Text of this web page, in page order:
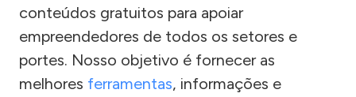
conteúdos gratuitos para apoiar
empreendedores de todos os setores e
portes. Nosso objetivo é fornecer as
melhores ferramentas, informações e